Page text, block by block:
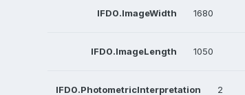
IFD0.ImageWidth 1680
IFD0.ImageLength 1050
IFD0.PhotometricInterpretation 2